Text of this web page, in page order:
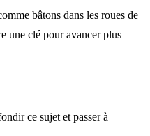
bâtons dans les roues de
une clé pour avancer plus
ce sujet et passer à